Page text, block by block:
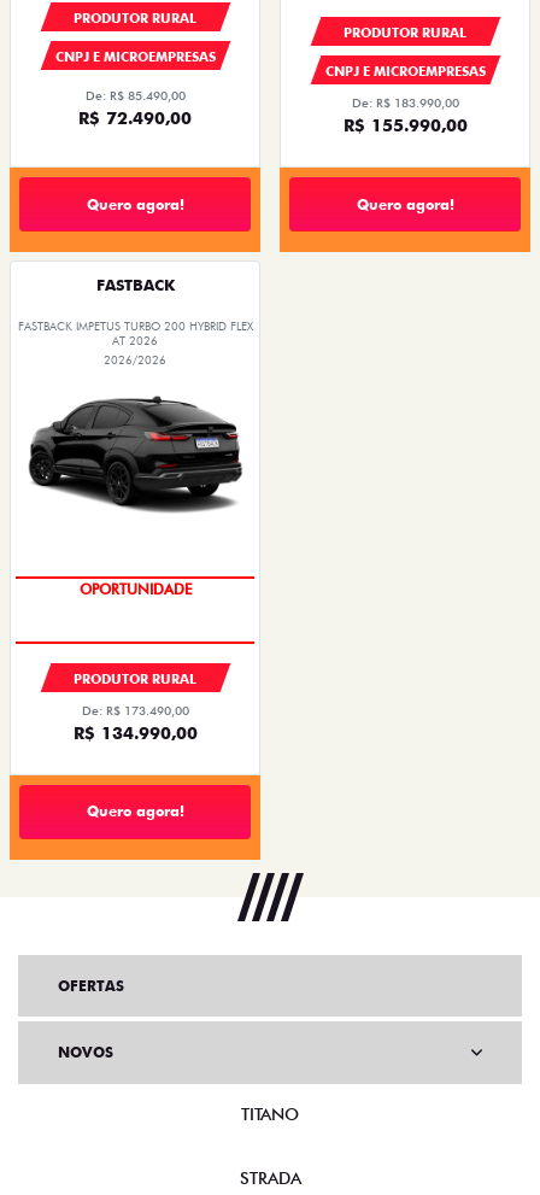
PRODUTOR RURAL
CNPJ E MICROEMPRESAS
De: R$ 85.490,00
R$ 72.490,00
Quero agora!
PRODUTOR RURAL
CNPJ E MICROEMPRESAS
De: R$ 183.990,00
R$ 155.990,00
Quero agora!
FASTBACK
FASTBACK IMPETUS TURBO 200 HYBRID FLEX
AT 2026
2026/2026
OPORTUNIDADE
PRODUTOR RURAL
De: R$ 173.490,00
R$ 134.990,00
Quero agora!
OFERTAS
NOVOS
TITANO
STRADA